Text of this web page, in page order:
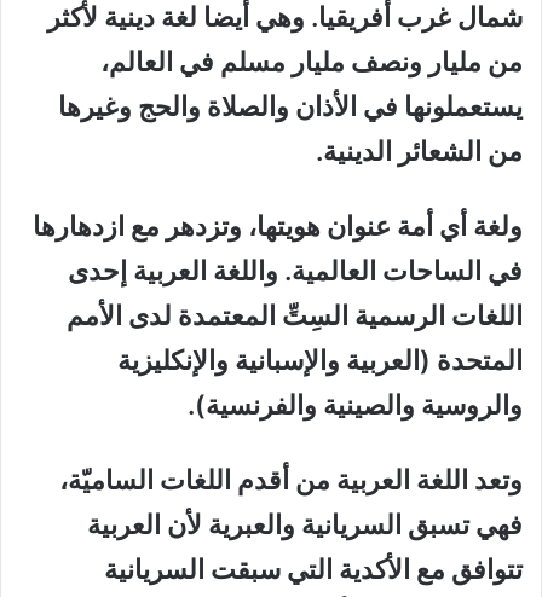
شمال غرب أفريقيا. وهي أيضا لغة دينية لأكثر
من مليار ونصف مليار مسلم في العالم،
يستعملونها في الأذان والصلاة والحج وغيرها
من الشعائر الدينية.
ولغة أي أمة عنوان هويتها، وتزدهر مع ازدهارها
في الساحات العالمية. واللغة العربية إحدى
اللغات الرسمية السِتِّ المعتمدة لدى الأمم
المتحدة (العربية والإسبانية والإنكليزية
والروسية والصينية والفرنسية).
وتعد اللغة العربية من أقدم اللغات الساميّة،
فهي تسبق السريانية والعبرية لأن العربية
تتوافق مع الأكدية التي سبقت السريانية